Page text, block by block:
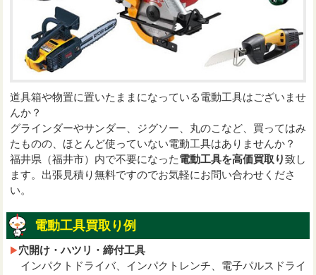
道具箱や物置に置いたままになっている電動工具はございませ
んか？
グラインダーやサンダー、ジグソー、丸のこなど、買ってはみ
たものの、ほとんど使っていない電動工具はありませんか？
福井県（福井市）内で不要になった電動工具を高価買取り致し
ます。出張見積り無料ですのでお気軽にお問い合わせくださ
い。
電動工具買取り例
穴開け・ハツリ・締付工具
インパクトドライバ、インパクトレンチ、電子パルスドライ